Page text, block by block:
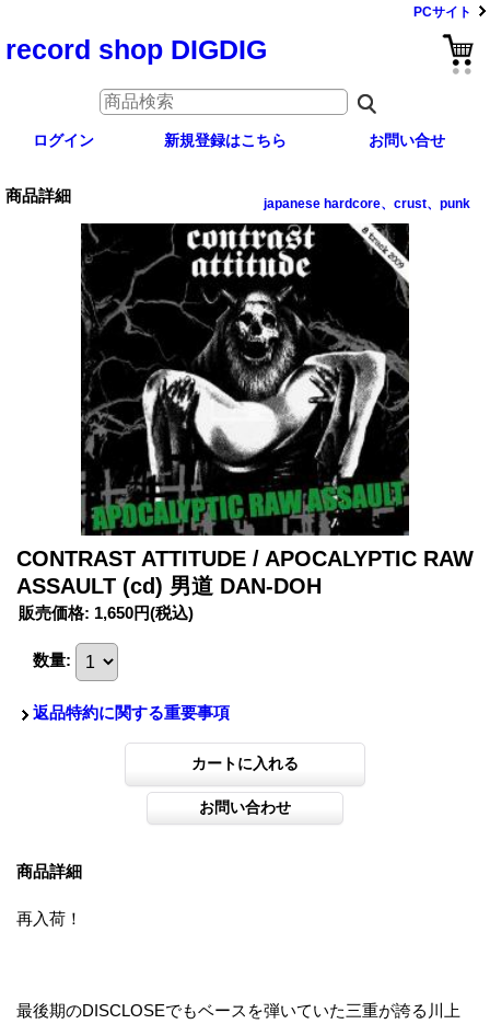
PCサイト
record shop DIGDIG
ログイン 新規登録はこちら お問い合せ
商品詳細 japanese hardcore、crust、punk
CONTRAST ATTITUDE / APOCALYPTIC RAW
ASSAULT (cd) 男道 DAN-DOH
販売価格: 1,650円(税込)
数量:
返品特約に関する重要事項
商品詳細
再入荷！
最後期のDISCLOSEでもベースを弾いていた三重が誇る川上